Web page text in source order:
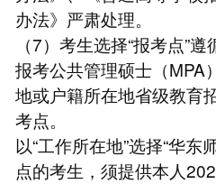
办法》严肃处理。
（7）考生选择“报考点”
报考公共管理硕士（MPA
地或户籍所在地省级教育
考点。
以“工作所在地”选择“华东
点的考生，须提供本人